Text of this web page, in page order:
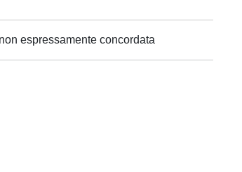
espressamente concordata